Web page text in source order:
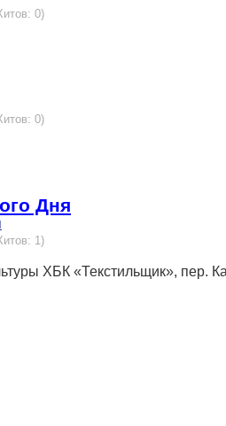
0)
0)
Дня
1)
ХБК «Текстильщик», пер.